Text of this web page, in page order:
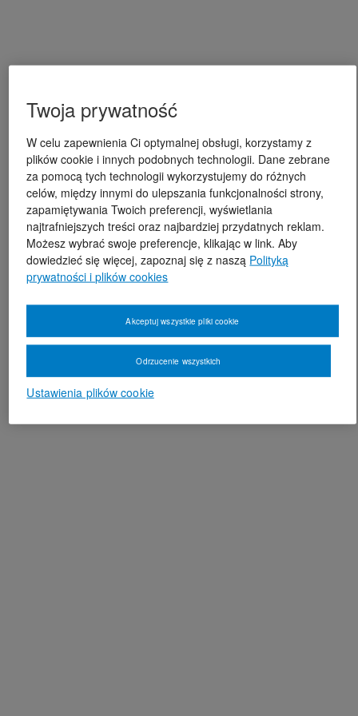
Twoja prywatność
W celu zapewnienia Ci optymalnej obsługi, korzystamy z
plików cookie i innych podobnych technologii. Dane zebrane
za pomocą tych technologii wykorzystujemy do różnych
celów, między innymi do ulepszania funkcjonalności strony,
zapamiętywania Twoich preferencji, wyświetlania
najtrafniejszych treści oraz najbardziej przydatnych reklam.
Możesz wybrać swoje preferencje, klikając w link. Aby
dowiedzieć się więcej, zapoznaj się z naszą Polityką
prywatności i plików cookies
Ustawienia plików cookie
Odrzucenie wszystkich
Akceptuj wszystkie pliki cookie